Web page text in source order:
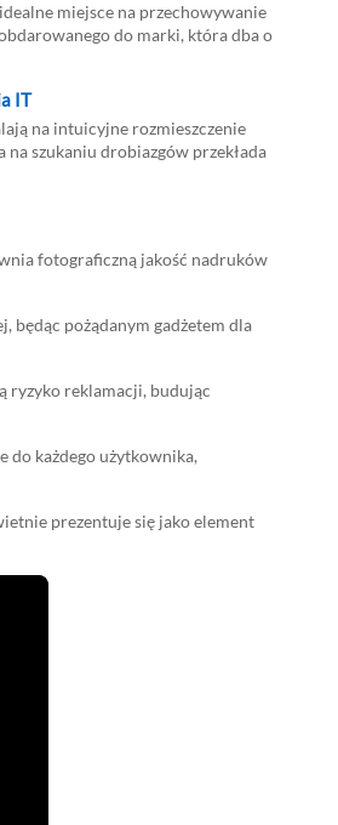
miejsce na przechowywanie
do marki, która dba o
IT
na intuicyjne rozmieszczenie
szukaniu drobiazgów przekłada
fotograficzną jakość nadruków
będąc pożądanym gadżetem dla
ryzyko reklamacji, budując
do każdego użytkownika,
prezentuje się jako element